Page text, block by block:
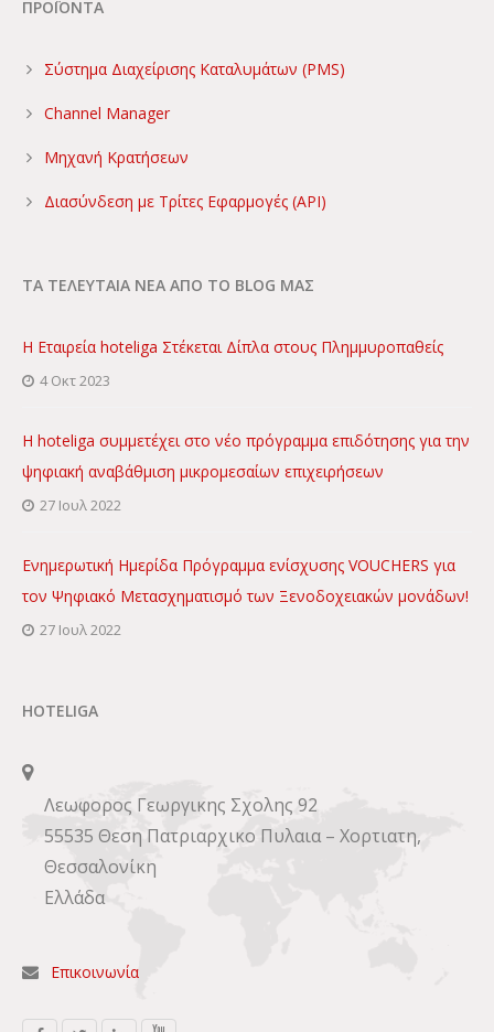
ΠΡΟΪΟΝΤΑ
Σύστημα Διαχείρισης Καταλυμάτων (PMS)
Channel Manager
Μηχανή Κρατήσεων
Διασύνδεση με Τρίτες Εφαρμογές (API)
ΤΑ ΤΕΛΕΥΤΑΙΑ ΝΕΑ ΑΠΟ ΤΟ BLOG ΜΑΣ
Η Εταιρεία hoteliga Στέκεται Δίπλα στους Πλημμυροπαθείς
4 Οκτ 2023
Η hoteliga συμμετέχει στο νέο πρόγραμμα επιδότησης για την
ψηφιακή αναβάθμιση μικρομεσαίων επιχειρήσεων
27 Ιουλ 2022
Ενημερωτική Ημερίδα Πρόγραμμα ενίσχυσης VOUCHERS για
τον Ψηφιακό Μετασχηματισμό των Ξενοδοχειακών μονάδων!
27 Ιουλ 2022
HOTELIGA
Λεωφορος Γεωργικης Σχολης 92
55535 Θεση Πατριαρχικο Πυλαια – Χορτιατη,
Θεσσαλονίκη
Ελλάδα
Επικοινωνία